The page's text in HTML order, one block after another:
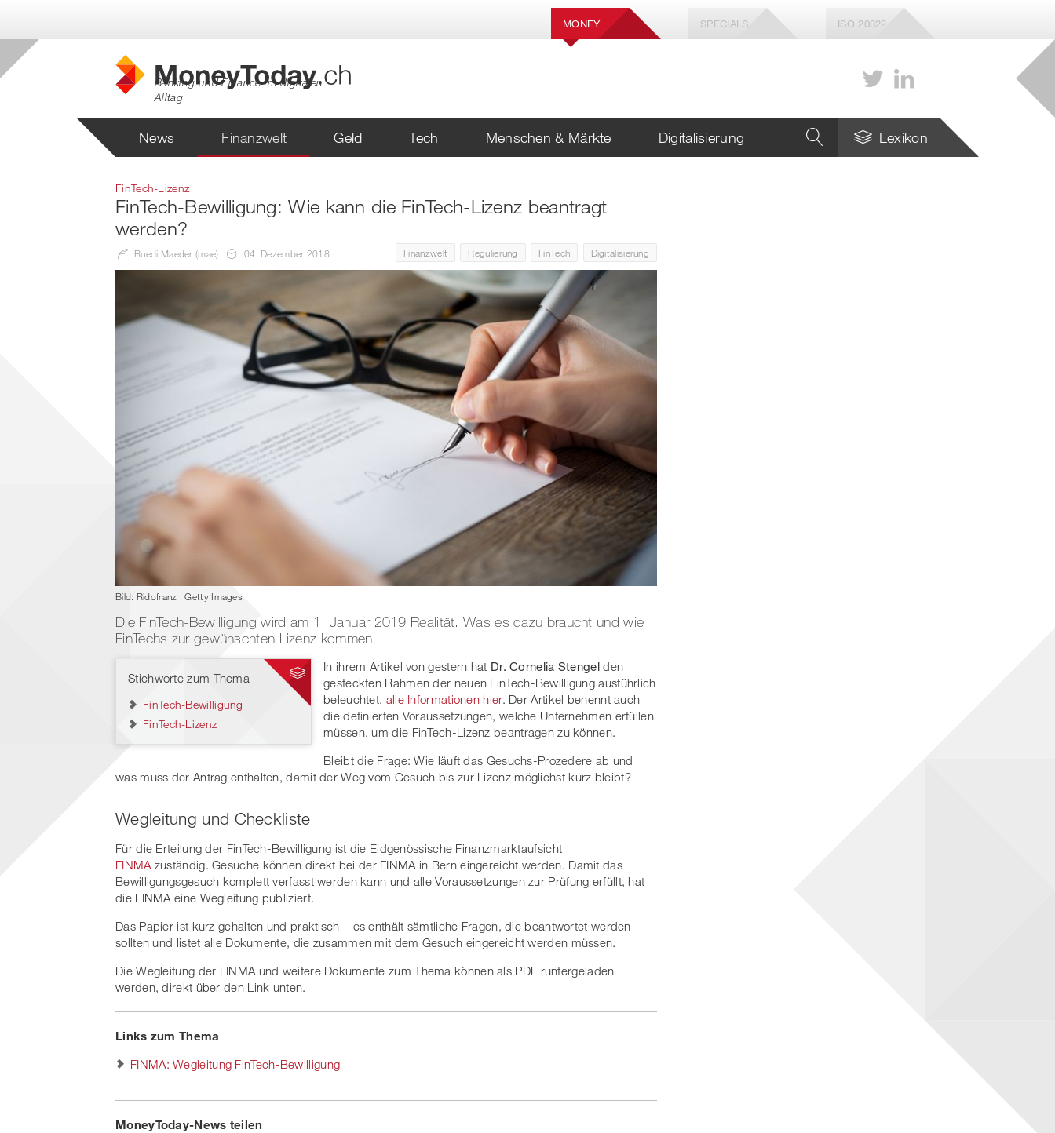
MONEY SPECIALS ISO 20022
Banking und Finance im digitalen
Alltag
News Finanzwelt Geld Tech Menschen & Märkte Digitalisierung Lexikon
FinTech-Lizenz
FinTech-Bewilligung: Wie kann die FinTech-Lizenz beantragt
werden?
Ruedi Maeder (mae) 04. Dezember 2018 Finanzwelt Regulierung FinTech Digitalisierung
Bild: Ridofranz | Getty Images
Die FinTech-Bewilligung wird am 1. Januar 2019 Realität. Was es dazu braucht und wie
FinTechs zur gewünschten Lizenz kommen.
Stichworte zum Thema
FinTech-Bewilligung
FinTech-Lizenz
In ihrem Artikel von gestern hat Dr. Cornelia Stengelden
gesteckten Rahmen der neuen FinTech-Bewilligung ausführlich
beleuchtet, alle Informationen hier. Der Artikel benennt auch
die definierten Voraussetzungen, welche Unternehmen erfüllen
müssen, um die FinTech-Lizenz beantragen zu können.
Bleibt die Frage: Wie läuft das Gesuchs-Prozedere ab und
was muss der Antrag enthalten, damit der Weg vom Gesuch bis zur Lizenz möglichst kurz bleibt?
Wegleitung und Checkliste
Für die Erteilung der FinTech-Bewilligung ist die Eidgenössische Finanzmarktaufsicht
FINMA zuständig. Gesuche können direkt bei der FINMA in Bern eingereicht werden. Damit das
Bewilligungsgesuch komplett verfasst werden kann und alle Voraussetzungen zur Prüfung erfüllt, hat
die FINMA eine Wegleitung publiziert.
Das Papier ist kurz gehalten und praktisch – es enthält sämtliche Fragen, die beantwortet werden
sollten und listet alle Dokumente, die zusammen mit dem Gesuch eingereicht werden müssen.
Die Wegleitung der FINMA und weitere Dokumente zum Thema können als PDF runtergeladen
werden, direkt über den Link unten.
Links zum Thema
FINMA: Wegleitung FinTech-Bewilligung
MoneyToday-News teilen